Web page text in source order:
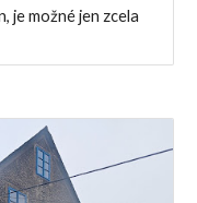
je možné jen zcela